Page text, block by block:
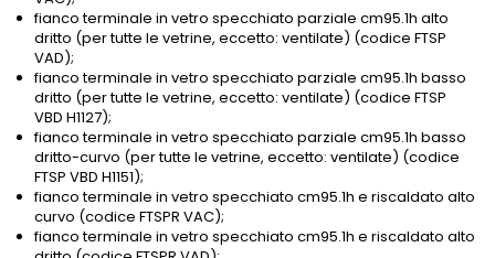
fianco terminale in vetro specchiato parziale cm95.1h alto
dritto (per tutte le vetrine, eccetto: ventilate) (codice FTSP
VAD);
fianco terminale in vetro specchiato parziale cm95.1h basso
dritto (per tutte le vetrine, eccetto: ventilate) (codice FTSP
VBD H1127);
fianco terminale in vetro specchiato parziale cm95.1h basso
dritto-curvo (per tutte le vetrine, eccetto: ventilate) (codice
FTSP VBD H1151);
fianco terminale in vetro specchiato cm95.1h e riscaldato alto
curvo (codice FTSPR VAC);
fianco terminale in vetro specchiato cm95.1h e riscaldato alto